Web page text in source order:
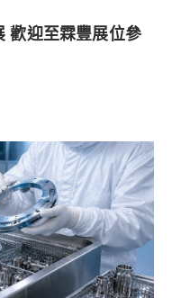
歡迎至霖豐展位參